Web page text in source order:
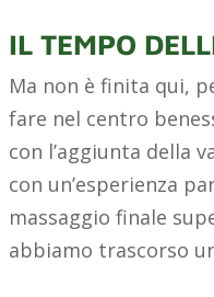
IL TEMPO
Ma non è finita qui,
fare nel centro
con l’aggiunta della
con un’esperienza
massaggio finale
abbiamo trascorso